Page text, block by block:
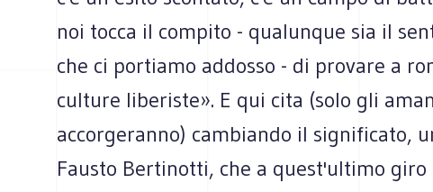
noi tocca il compito - qualunque sia il
che ci portiamo addosso - di provare a
culture liberiste». E qui cita (solo gli
accorgeranno) cambiando il significato,
Fausto Bertinotti, che a quest'ultimo